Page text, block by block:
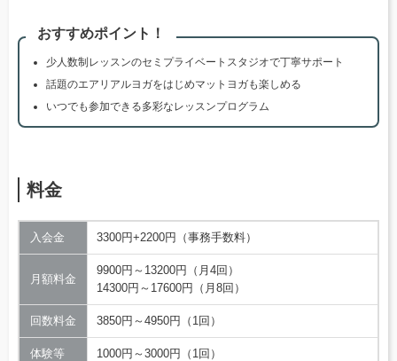
おすすめポイント！
少人数制レッスンのセミプライベートスタジオで丁寧サポート
話題のエアリアルヨガをはじめマットヨガも楽しめる
いつでも参加できる多彩なレッスンプログラム
料金
入会金 3300円+2200円（事務手数料）
月額料金
9900円～13200円（月4回）
14300円～17600円（月8回）
回数料金 3850円～4950円（1回）
体験等 1000円～3000円（1回）